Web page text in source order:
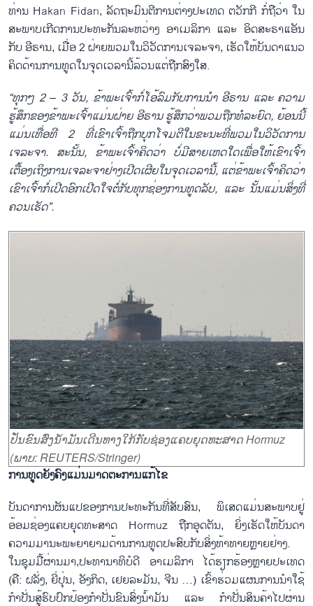
ທ່ານ Hakan Fidan, ລັດຖະມົນຕີການຕ່າງປະເທດ ຕວັກກີ ກໍ່ຖືວ່າ ໃນ
ສະພາບເກີດການປະທະກັນລະຫວ່າງ ອາເມລິກາ ແລະ ອິດສະຣາແອັນ
ກັບ ອີຣານ, ເມື່ອ 2 ຝ່າຍພວມໃນວິວັດການເຈລະຈາ, ເຮັດໃຫ້ບັນດາແນວ
ຄິດດ້ານການທູດໃນຈຸດເວລານີ້ລ້ວນແຕ່ຖືກສົງໃສ.
“ທຸກໆ 2– 3 ວັນ, ຂ້າພະເຈົ້າກໍ່ໂອ້ລົມກັບການນຳ ອີຣານ ແລະ ຄວາມ
ຮູ້ສຶກຂອງຂ້າພະເຈົ້າແມ່ນຝ່າຍ ອີຣານຮູ້ສຶກວ່າພວມຖືກທໍລະຍົດ, ຍ້ອນນີ້
ແມ່ນເທື່ອທີ2 ທີ່ເຂົາເຈົ້າຖືກບຸກໂຈມຕີໃນຂະນະທີ່ພວມໃນວິວັດການ
ເຈລະຈາ. ສະນັ້ນ, ຂ້າພະເຈົ້າຄິດວ່າ ບໍ່ມີສາຍເຫດໃດເພື່ອໃຫ້ເຂົາເຈົ້າ
ເຕື້ອງເຖິງການເຈລະຈາຢ່າງເປີດເຜີຍໃນຈຸດເວລານີ້, ແຕ່ຂ້າພະເຈົ້າຄິດວ່າ
ເຂົາເຈົ້າກໍ່ເປີດອົກເປີດໃຈຕໍ່ກັບທຸກຊ່ອງການທູດລັບ, ແລະ ນັ້ນແມ່ນສິ່ງທີ່
ຄວນເຮັດ”.
ປັ່ນຂົນສົ່ງນ້ຳມັນເດີນທາງໃກ້ກັບຊ່ອງແຄບຍຸດທະສາດ Hormuz
(ພາບ: REUTERS/Stringer)
ການທູດຍັງຄົງແມ່ນມາດຕະການແກ້ໄຂ
ບັນດາການຜັນແປຂອງການປະທະກັນທີ່ສັບສົນ, ພິເສດແມ່ນສະພາບຢູ່
ອ້ອມຊ່ອງແຄບຍຸດທະສາດ Hormuz ຖືກອຸດຕັນ, ຍິ່ງເຮັດໃຫ້ບັນດາ
ຄວາມມານະພະຍາຍາມດ້ານການທູດປະສົບກັບສິ່ງທ້າທາຍຫຼາຍຢ່າງ.
ໃນຊຸມມື້ຜ່ານມາ,ປະທານາທິບໍດີ ອາເມລິກາ ໄດ້ຮຽກຮ້ອງຫຼາຍປະເທດ
(ຄື: ຝລັ່ງ, ຍີ່ປຸ່ນ, ອັງກິດ, ເຢຍລະມັນ, ຈີນ …) ເຂົ້າຮ່ວມແຜນການນຳໃຊ້
ກຳປັ່ນສູ້ຮົບປົກປ້ອງກຳປັ່ນຂົນສົ່ງນ້ຳມັນ ແລະ ກຳປັ່ນສິນຄ້າໄປຜ່ານ